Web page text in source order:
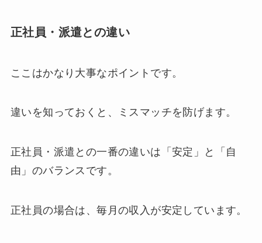
正社員・派遣との違い
ここはかなり大事なポイントです。
違いを知っておくと、ミスマッチを防げます。
正社員・派遣との一番の違いは「安定」と「自
由」のバランスです。
正社員の場合は、毎月の収入が安定しています。